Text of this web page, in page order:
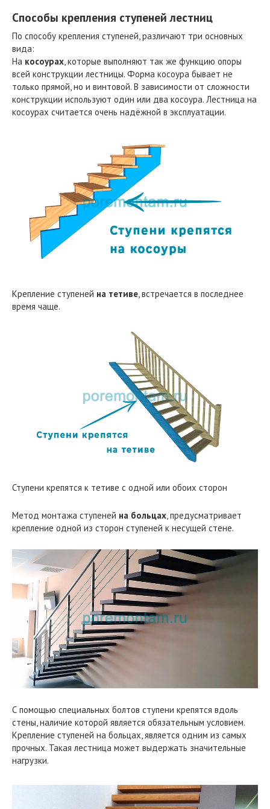
Способы крепления ступеней лестниц
По способу крепления ступеней, различают три основных
вида:
На косоурах, которые выполняют так же функцию опоры
всей конструкции лестницы. Форма косоура бывает не
только прямой, но и винтовой. В зависимости от сложности
конструкции используют один или два косоура. Лестница на
косоурах считается очень надёжной в эксплуатации.
Крепление ступеней на тетиве , встречается в последнее
время чаще.
Ступени крепятся к тетиве с одной или обоих сторон
Метод монтажа ступеней на больцах, предусматривает
крепление одной из сторон ступеней к несущей стене.
С помощью специальных болтов ступени крепятся вдоль
стены, наличие которой является обязательным условием.
Крепление ступеней на больцах, является одним из самых
прочных. Такая лестница может выдержать значительные
нагрузки.